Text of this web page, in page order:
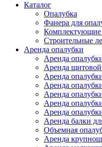
Каталог
Опалубка
Фанера для
Комплектующие
Строительные
Аренда опалубки
Аренда
Аренда
Аренда
Аренда
Аренда
Аренда
Аренда
Аренда балки
Объемная
Аренда